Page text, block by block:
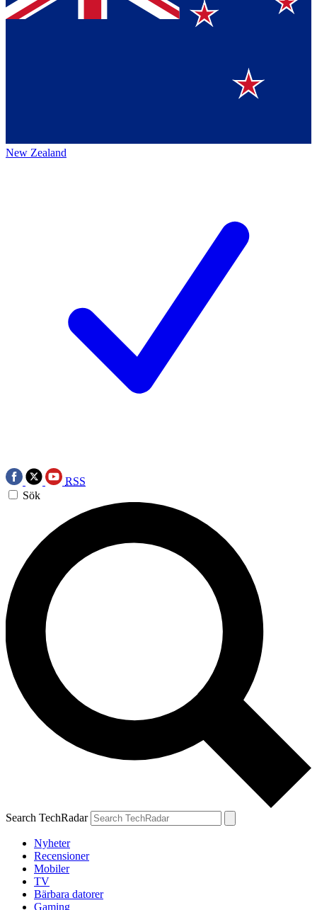
New Zealand
RSS
Sök
Search TechRadar
Nyheter
Recensioner
Mobiler
TV
Bärbara datorer
Gaming